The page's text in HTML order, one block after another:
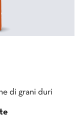
di grani duri